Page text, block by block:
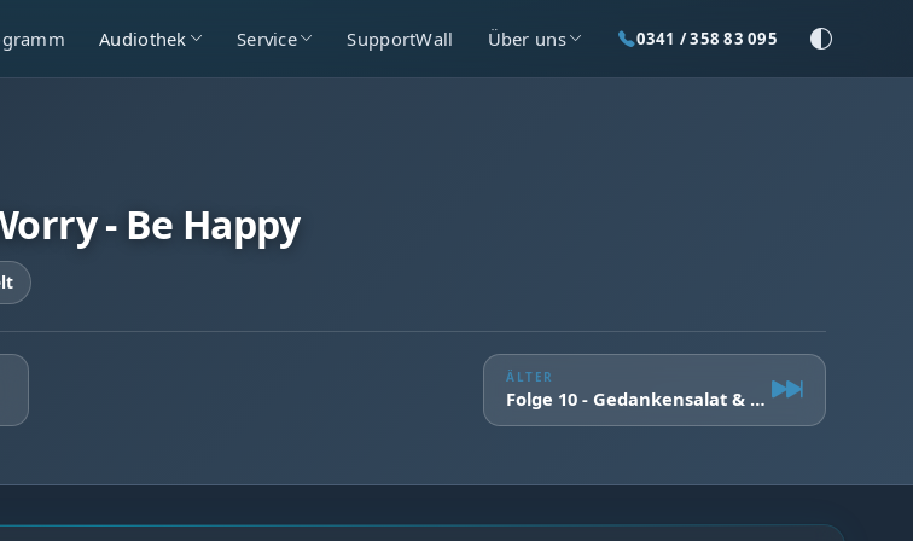
Audiothek Service SupportWall Über uns 0341 / 358 83 095
- Be Happy
ÄLTER
Folge 10 - Gedankensalat & gudde Mukke